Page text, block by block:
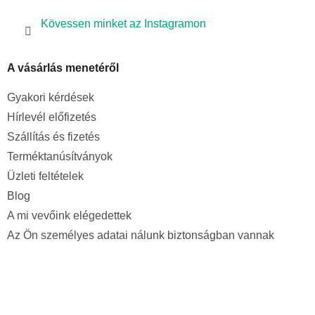
Kövessen minket az Instagramon
A vásárlás menetéről
Gyakori kérdések
Hírlevél előfizetés
Szállítás és fizetés
Terméktanúsítványok
Üzleti feltételek
Blog
A mi vevőink elégedettek
Az Ön személyes adatai nálunk biztonságban vannak